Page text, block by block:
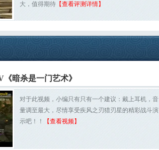
大，值得期待【查看评测详情】
暗杀是一门艺术》
对于此视频，小编只有只有一个建议：戴上耳机，音
量调至最大，尽情享受疾风之刃猎刃星的精彩战斗演
示吧！！【查看视频】